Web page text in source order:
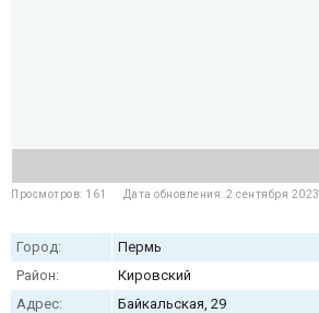
Просмотров: 161 Дата обновления: 2 сентября 2023
Город:
Пермь
Район:
Кировский
Адрес:
Байкальская, 29